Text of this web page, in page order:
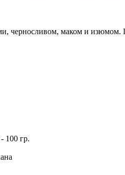
черносливом, маком и изюмом.
100 гр.